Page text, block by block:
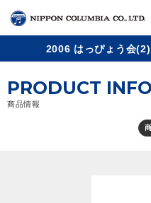
リリース
2006 はっぴょう会
PRODUCT INFO
商品情報